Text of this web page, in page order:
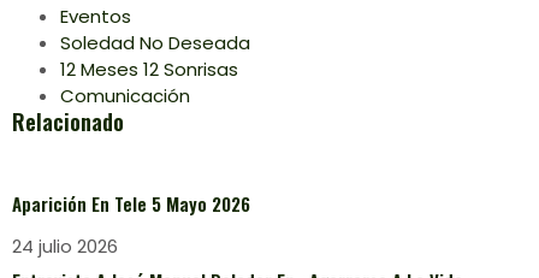
Eventos
Soledad No Deseada
12 Meses 12 Sonrisas
Comunicación
Relacionado
Aparición En Tele 5 Mayo 2026
24 julio 2026